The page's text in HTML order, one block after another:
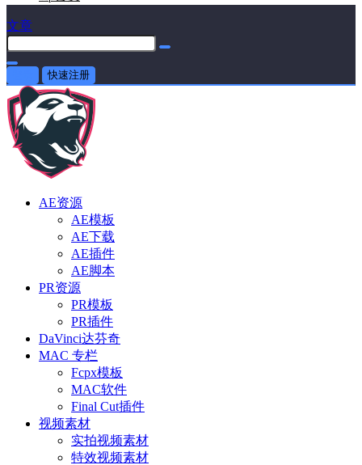
文章
快速注册
AE资源
AE模板
AE下载
AE插件
AE脚本
PR资源
PR模板
PR插件
DaVinci达芬奇
MAC 专栏
Fcpx模板
MAC软件
Final Cut插件
视频素材
实拍视频素材
特效视频素材